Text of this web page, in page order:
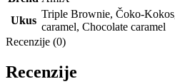
Ukus
Triple Brownie, Čoko-Kokos
caramel, Chocolate caramel
Recenzije (0)
Recenzije